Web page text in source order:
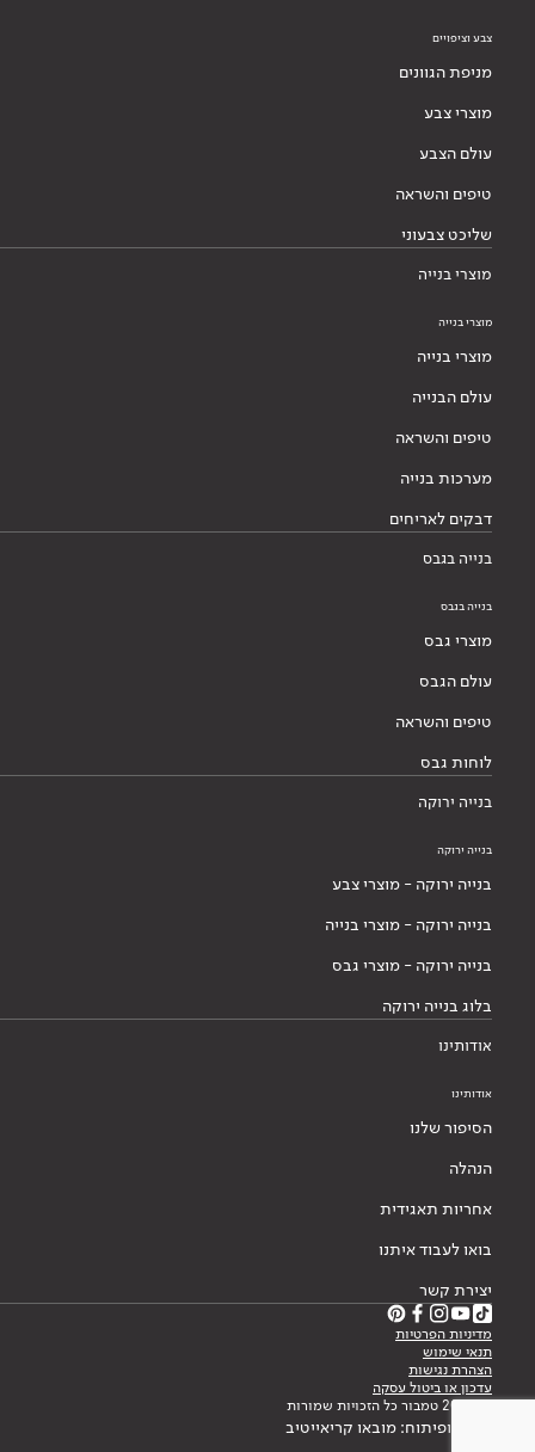
צבע וציפויים
מניפת הגוונים
מוצרי צבע
עולם הצבע
טיפים והשראה
שליכט צבעוני
מוצרי בנייה
מוצרי בנייה
מוצרי בנייה
עולם הבנייה
טיפים והשראה
מערכות בנייה
דבקים לאריחים
בנייה בגבס
בנייה בגבס
מוצרי גבס
עולם הגבס
טיפים והשראה
לוחות גבס
בנייה ירוקה
בנייה ירוקה
בנייה ירוקה - מוצרי צבע
בנייה ירוקה - מוצרי בנייה
בנייה ירוקה - מוצרי גבס
בלוג בנייה ירוקה
אודותינו
אודותינו
הסיפור שלנו
הנהלה
אחריות תאגידית
בואו לעבוד איתנו
יצירת קשר
מדיניות הפרטיות
תנאי שימוש
הצהרת נגישות
עדכון או ביטול עסקה
© 2026 טמבור כל הזכויות שמורות
עיצוב ופיתוח: מובאו קריאייטיב